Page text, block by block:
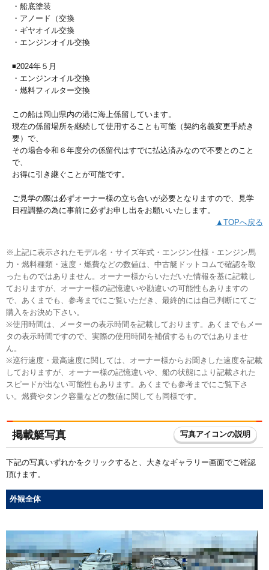
・船底塗装
・アノード（交換
・ギヤオイル交換
・エンジンオイル交換
◾️2024年５月
・エンジンオイル交換
・燃料フィルター交換
この船は岡山県内の港に海上係留しています。
現在の係留場所を継続して使用することも可能（契約名義変更手続き
要）で、
その場合令和６年度分の係留代はすでに払込済みなので不要とのこと
で、
お得に引き継ぐことが可能です。
ご見学の際は必ずオーナー様の立ち合いが必要となりますので、見学
日程調整の為に事前に必ずお申し出をお願いいたします。
▲TOPへ戻る
※上記に表示されたモデル名・サイズ年式・エンジン仕様・エンジン馬
力・燃料種類・速度・燃費などの数値は、中古艇ドットコムで確認を取
ったものではありません。オーナー様からいただいた情報を基に記載し
ておりますが、オーナー様の記憶違いや勘違いの可能性もありますの
で、あくまでも、参考までにご覧いただき、最終的には自己判断にてご
購入をお決め下さい。
※使用時間は、メーターの表示時間を記載しております。あくまでもメー
タの表示時間ですので、実際の使用時間を補償するものではありませ
ん。
※巡行速度・最高速度に関しては、オーナー様からお聞きした速度を記載
しておりますが、オーナー様の記憶違いや、船の状態により記載された
スピードが出ない可能性もあります。あくまでも参考までにご覧下さ
い。燃費やタンク容量などの数値に関しても同様です。
掲載艇写真 写真アイコンの説明
下記の写真いずれかをクリックすると、大きなギャラリー画面でご確認
頂けます。
外観全体